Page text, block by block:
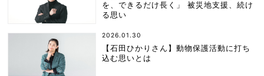
を、できるだけ長く」 被災地支援、続け
る思い
2026.01.30
【石田ひかりさん】動物保護活動に打ち
込む思いとは